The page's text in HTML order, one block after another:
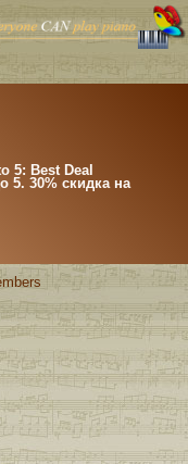
5: Best Deal
5. 30% скидка на